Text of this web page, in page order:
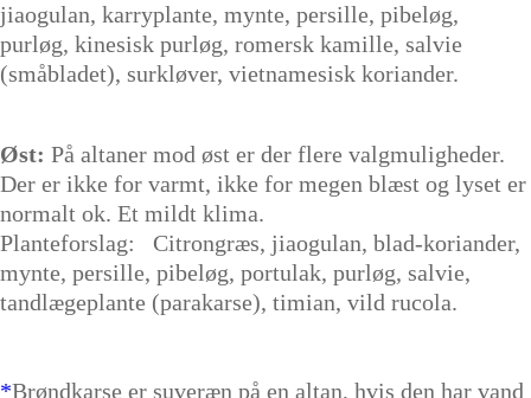
jiaogulan, karryplante, mynte, persille, pibeløg,
purløg, kinesisk purløg, romersk kamille, salvie
(småbladet), surkløver, vietnamesisk koriander.
Øst: På altaner mod øst er der flere valgmuligheder.
Der er ikke for varmt, ikke for megen blæst og lyset er
normalt ok. Et mildt klima.
Planteforslag: Citrongræs, jiaogulan, blad-koriander,
mynte, persille, pibeløg, portulak, purløg, salvie,
tandlægeplante (parakarse), timian, vild rucola.
*Brøndkarse er suveræn på en altan, hvis den har vand